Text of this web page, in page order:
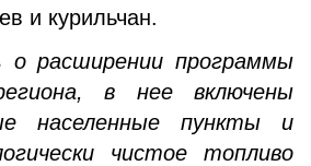
и курильчан.
о расширении программы
в нее включены
населенные пункты и
чистое топливо